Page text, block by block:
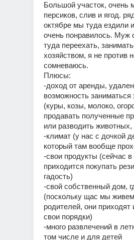
Большой участок, очень
персиков, слив и ягод.
октябре мы туда ездили
очень понравилось. Муж
туда переехать,
хозяйством, я не против
сомневаюсь.
Плюсы:
-доход от аренды,
возможность заниматься
(куры, козы, молоко,
продавать полученные
или разводить
-климат (у нас с дочкой
который там вообще
-свои продукты (сейчас в
приходится покупать
гадость)
-свой собственный дом,
(поскольку щас мы
родителей, они приходят
свои порядки)
-много развлечений в
том числе и для детей